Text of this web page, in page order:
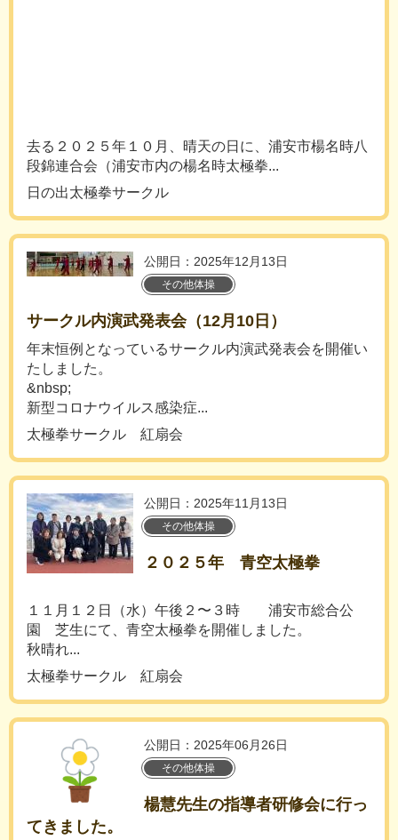
去る２０２５年１０月、晴天の日に、浦安市楊名時八
段錦連合会（浦安市内の楊名時太極拳...
日の出太極拳サークル
公開日：2025年12月13日
その他体操
サークル内演武発表会（12月10日）
年末恒例となっているサークル内演武発表会を開催い
たしました。
&nbsp;
新型コロナウイルス感染症...
太極拳サークル 紅扇会
公開日：2025年11月13日
その他体操
２０２５年 青空太極拳
１１月１２日（水）午後２〜３時 浦安市総合公
園 芝生にて、青空太極拳を開催しました。
秋晴れ...
太極拳サークル 紅扇会
公開日：2025年06月26日
その他体操
楊慧先生の指導者研修会に行っ
てきました。